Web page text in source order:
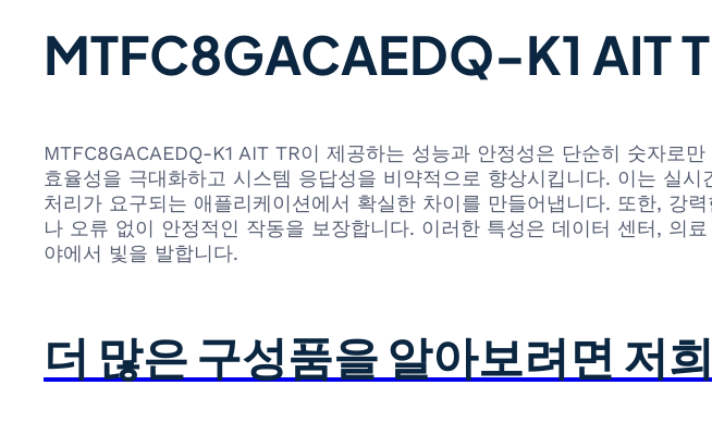
MTFC8GACAEDQ-K1 AIT
MTFC8GACAEDQ-K1 AIT TR이 제공하는 성능과 안정성은 단순히 숫자로
효율성을 극대화하고 시스템 응답성을 비약적으로 향상시킵니다. 이는 실
처리가 요구되는 애플리케이션에서 확실한 차이를 만들어냅니다. 또한, 강
나 오류 없이 안정적인 작동을 보장합니다. 이러한 특성은 데이터 센터, 의
야에서 빛을 발합니다.
더 많은 구성품을 알아보려면 저